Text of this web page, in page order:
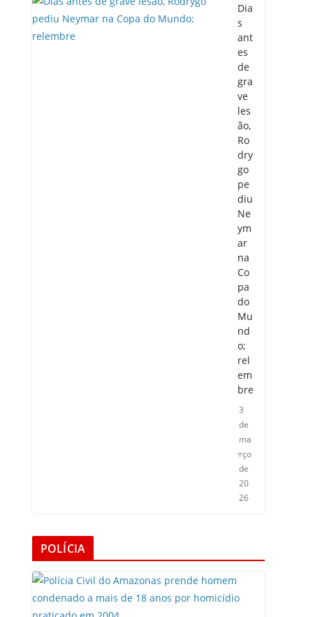
Dia
s
ant
es
de
gra
ve
les
ão,
Ro
dry
go
pe
diu
Ne
ym
ar
na
Co
pa
do
Mu
nd
o;
rel
em
bre
3
de
ma
rço
de
20
26
POLÍCIA